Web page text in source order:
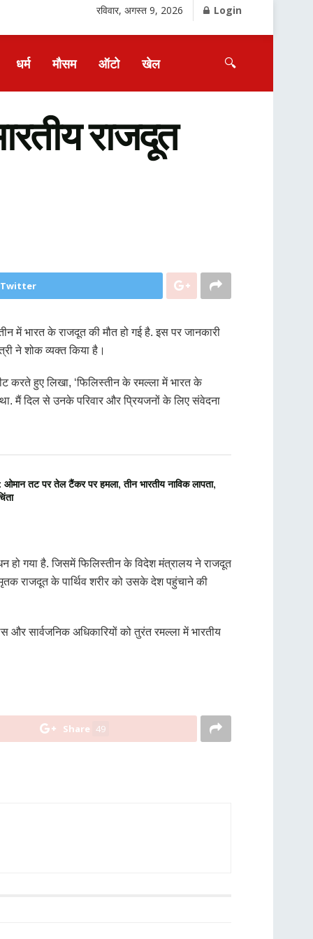
रविवार, अगस्त 9, 2026 Login
धर्म मौसम ऑटो खेल 🔍
राजदूत
Twitter
में भारत के राजदूत की मौत हो गई है. इस पर जानकारी
ने शोक व्यक्त किया है।
करते हुए लिखा, ‘फिलिस्तीन के रमल्ला में भारत के
मैं दिल से उनके परिवार और प्रियजनों के लिए संवेदना
तट पर तेल टैंकर पर हमला, तीन भारतीय नाविक लापता,
हो गया है. जिसमें फिलिस्तीन के विदेश मंत्रालय ने राजदूत
राजदूत के पार्थिव शरीर को उसके देश पहुंचाने की
सार्वजनिक अधिकारियों को तुरंत रमल्ला में भारतीय
Share 49